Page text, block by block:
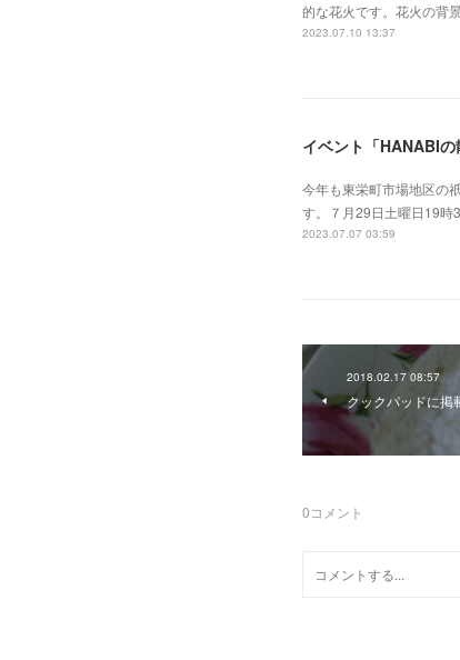
的な花火です。花火の背
2023.07.10 13:37
イベント「HANABIの
今年も東栄町市場地区の
す。７月29日土曜日19時
2023.07.07 03:59
2018.02.17 08:57
クックパッドに掲
0コメント